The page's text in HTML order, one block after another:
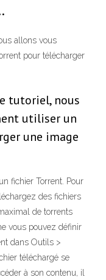
allons vous
pour télécharger
tutoriel, nous
utiliser un
une image
fichier Torrent. Pour
des fichiers
de torrents
vous pouvez définir
dans Outils >
téléchargé se
à son contenu, il